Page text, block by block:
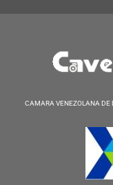
CAMARA VENEZOLANA DE